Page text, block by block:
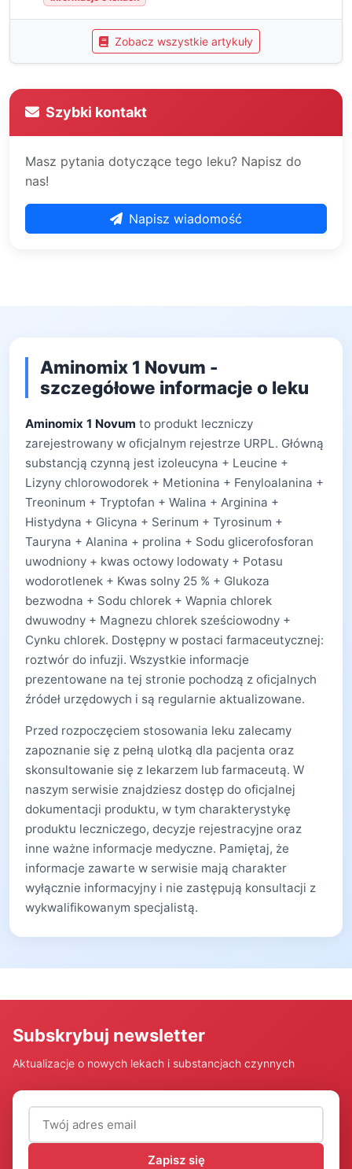
Zobacz wszystkie artykuły
Szybki kontakt
Masz pytania dotyczące tego leku? Napisz do
nas!
Napisz wiadomość
Aminomix 1 Novum -
szczegółowe informacje o leku
Aminomix 1 Novum to produkt leczniczy
zarejestrowany w oficjalnym rejestrze URPL. Główną
substancją czynną jest izoleucyna + Leucine +
Lizyny chlorowodorek + Metionina + Fenyloalanina +
Treoninum + Tryptofan + Walina + Arginina +
Histydyna + Glicyna + Serinum + Tyrosinum +
Tauryna + Alanina + prolina + Sodu glicerofosforan
uwodniony + kwas octowy lodowaty + Potasu
wodorotlenek + Kwas solny 25 % + Glukoza
bezwodna + Sodu chlorek + Wapnia chlorek
dwuwodny + Magnezu chlorek sześciowodny +
Cynku chlorek. Dostępny w postaci farmaceutycznej:
roztwór do infuzji. Wszystkie informacje
prezentowane na tej stronie pochodzą z oficjalnych
źródeł urzędowych i są regularnie aktualizowane.
Przed rozpoczęciem stosowania leku zalecamy
zapoznanie się z pełną ulotką dla pacjenta oraz
skonsultowanie się z lekarzem lub farmaceutą. W
naszym serwisie znajdziesz dostęp do oficjalnej
dokumentacji produktu, w tym charakterystykę
produktu leczniczego, decyzje rejestracyjne oraz
inne ważne informacje medyczne. Pamiętaj, że
informacje zawarte w serwisie mają charakter
wyłącznie informacyjny i nie zastępują konsultacji z
wykwalifikowanym specjalistą.
Subskrybuj newsletter
Aktualizacje o nowych lekach i substancjach czynnych
Adres email (wymagany)
Zapisz się